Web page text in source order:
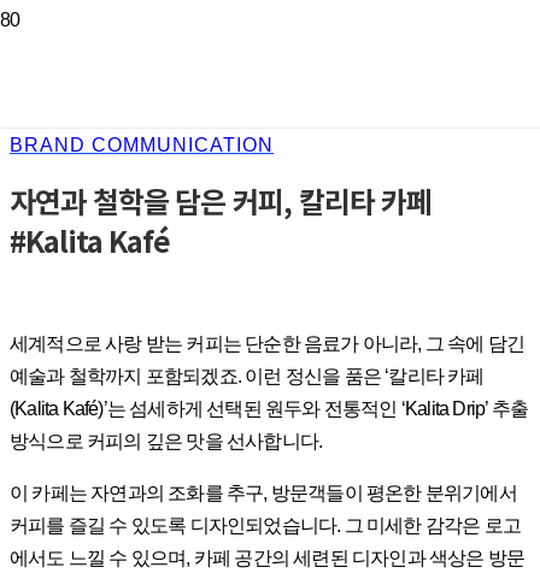
BRAND COMMUNICATION
자연과 철학을 담은 커피, 칼리타 카페
#Kalita Kafé
세계적으로 사랑 받는 커피는 단순한 음료가 아니라, 그 속에 담긴
예술과 철학까지 포함되겠죠. 이런 정신을 품은 ‘칼리타 카페
(Kalita Kafé)’는 섬세하게 선택된 원두와 전통적인 ‘Kalita Drip’ 추출
방식으로 커피의 깊은 맛을 선사합니다.
이 카페는 자연과의 조화를 추구, 방문객들이 평온한 분위기에서
커피를 즐길 수 있도록 디자인되었습니다. 그 미세한 감각은 로고
에서도 느낄 수 있으며, 카페 공간의 세련된 디자인과 색상은 방문